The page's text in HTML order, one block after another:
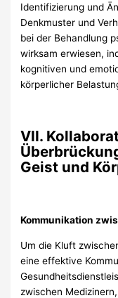
Identifizierung und
Denkmuster und
bei der Behandlung
wirksam erwiesen,
kognitiven und
körperlicher
VII.
Geist und
Kommunikation
Um die Kluft
eine effektive
zwischen